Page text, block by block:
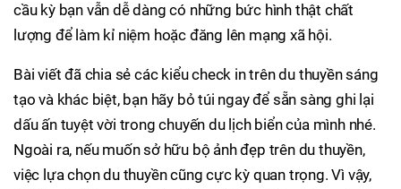
cầu kỳ bạn vẫn dễ dàng có những bức hình thật chất
lượng để làm kỉ niệm hoặc đăng lên mạng xã hội.
Bài viết đã chia sẻ các kiểu check in trên du thuyền sáng
tạo và khác biệt, bạn hãy bỏ túi ngay để sẵn sàng ghi lại
dấu ấn tuyệt vời trong chuyến du lịch biển của mình nhé.
Ngoài ra, nếu muốn sở hữu bộ ảnh đẹp trên du thuyền,
việc lựa chọn du thuyền cũng cực kỳ quan trọng. Vì vậy,